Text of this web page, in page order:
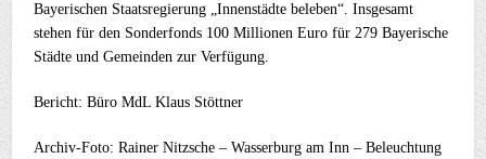
Bayerischen Staatsregierung „Innenstädte beleben“. Insgesamt
stehen für den Sonderfonds 100 Millionen Euro für 279 Bayerische
Städte und Gemeinden zur Verfügung.
Bericht: Büro MdL Klaus Stöttner
Archiv-Foto: Rainer Nitzsche – Wasserburg am Inn – Beleuchtung